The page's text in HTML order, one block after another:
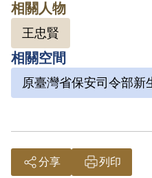
提出申請，2001年
監事會審核通過予
判決認定其參加叛
白為據。惟黃參其
言論思想層次，且
之性質與目的均未
非有實據。
2018年10月經促轉
相關人物
王忠賢
相關空間
原臺灣省保安司令部新
分享 列印